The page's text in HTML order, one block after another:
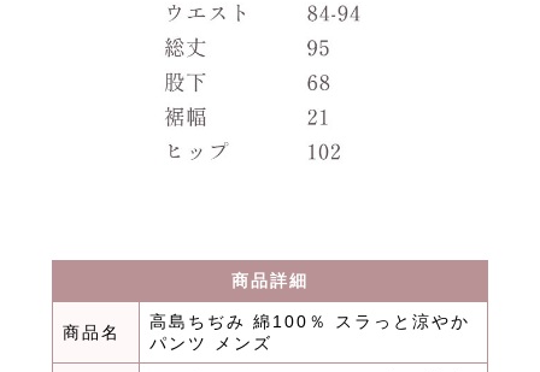
商品詳細
商品名
高島ちぢみ 綿100％ スラっと涼やか
パンツ メンズ